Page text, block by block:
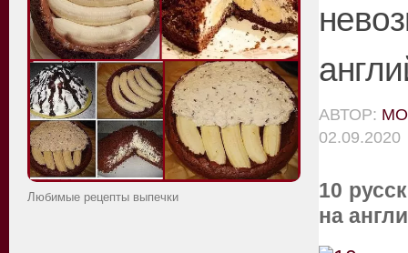
АВТОР:
02.09.2020
10
на
Любимые рецепты выпечки